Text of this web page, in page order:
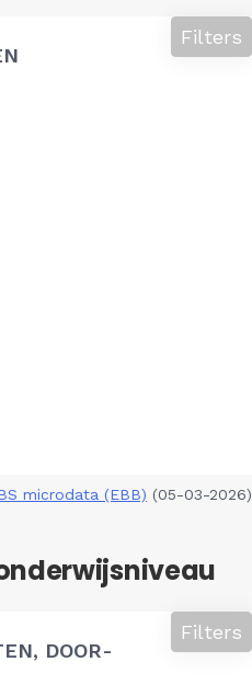
Filters
microdata (EBB) (05-03-2026)
DOOR-
Filters